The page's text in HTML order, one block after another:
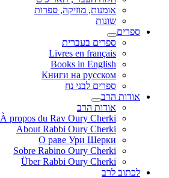
אומנות, מוזיקה, ספרות
שונות
ספרים
ספרים בעברית
Livres en français
Books in English
Книги на русском
ספרים לבני נח
אודות הרב
אודות הרב
À propos du Rav Oury Cherki
About Rabbi Oury Cherki
О раве Ури Шерки
Sobre Rabino Oury Cherki
Über Rabbi Oury Cherki
לכתוב לרב